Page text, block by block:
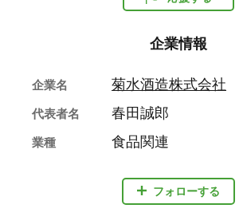
企業情報
フォローする
企業名 菊水酒造株式会社
代表者名 春田誠郎
業種 食品関連